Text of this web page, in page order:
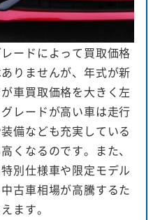
ードによって買取価格
りませんが、年式が新
車買取価格を大きく左
レードが高い車は走行
備なども充実している
くなるのです。また、
別仕様車や限定モデル
古車相場が高騰するた
ます。